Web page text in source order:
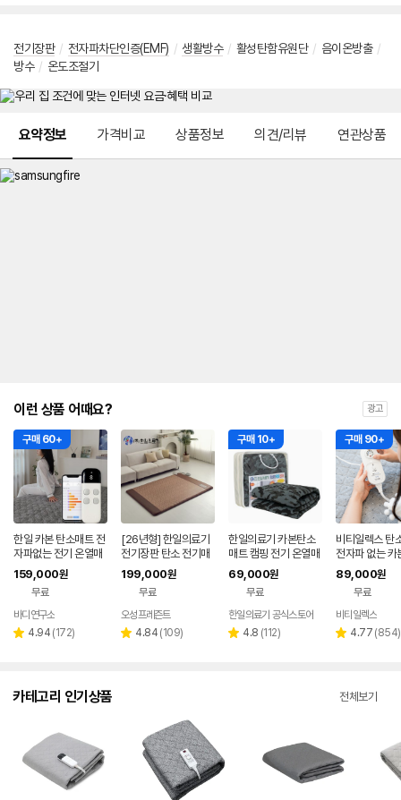
전기장판 / 전자파차단인증(EMF) / 생활방수 / 활성탄함유원단 / 음이온방출 /
방수 / 온도조절기
요약정보 가격비교 상품정보 의견/리뷰 연관상품
이런 상품 어때요? 광고
구매 60+
한일 카본 탄소매트 전
자파없는 전기 온열매
트 장판 2인용 1인용 S
S 그레이
159,000원
무료
바디연구소
별 4.94 리
(172)
[26년형] 한일의료기
전기장판 탄소 전기매
트 전자파없는 온열매
트 그래핀 침대 거실용
싱글, 100x200cm,
진스웨이드
199,000원
무료
오성프레즌트
별 4.84 리
(109)
구매 10+
한일의료기 카본탄소
매트 캠핑 전기 온열매
트 캠핑용 전기장판 여
행용 미니 전기요 중
69,000원
무료
한일의료기 공식스토어
별 4.8 리
(112)
구매 90+
비티일렉스 탄
전자파 없는 카
매트
89,000원
무료
페
비티일렉스
별 4.77 리
(854)
카테고리 인기상품 전체보기